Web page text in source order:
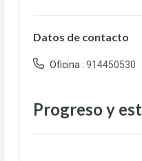
Datos de contacto
Oficina : 914450530
Progreso y